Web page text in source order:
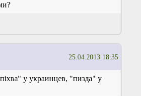
25.04.2013 18:35
у украинцев, "пизда" у